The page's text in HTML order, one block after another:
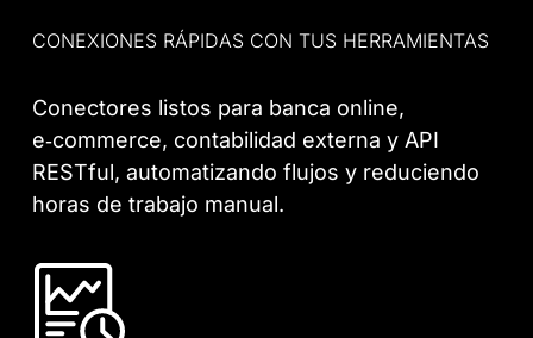
CONEXIONES RÁPIDAS CON TUS HERRAMIENTAS
Conectores listos para banca online,
e‑commerce, contabilidad externa y API
RESTful, automatizando flujos y reduciendo
horas de trabajo manual.